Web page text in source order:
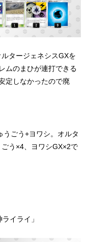
タージェネシスGXを
ムのまひが連打できる
定しなかったので廃
うごう+ヨワシ。オルタ
う×4、ヨワシGX×2で
イライ」